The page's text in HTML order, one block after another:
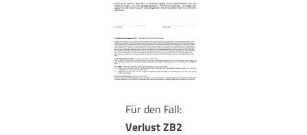
Für den Fall:
Verlust ZB2